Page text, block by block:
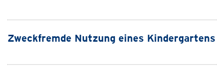
Zweckfremde Nutzung eines Kindergartens